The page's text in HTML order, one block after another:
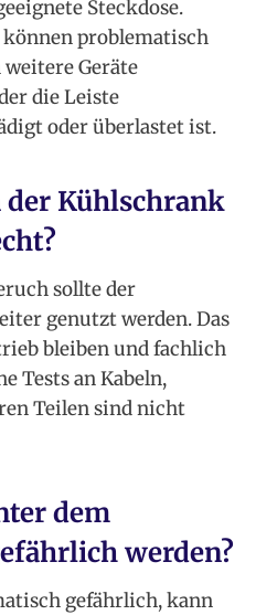
Steckdose.
problematisch
weitere Geräte
die Leiste
oder überlastet ist.
der Kühlschrank
sollte der
genutzt werden. Das
bleiben und fachlich
Tests an Kabeln,
Teilen sind nicht
dem
werden?
gefährlich, kann